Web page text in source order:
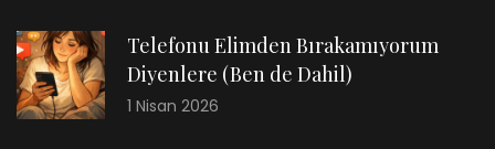
Telefonu Elimden Bırakamıyorum
Diyenlere (Ben de Dahil)
1 Nisan 2026